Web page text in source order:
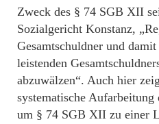
Zweck des § 74 SGB XII
Sozialgericht Konstanz,
Gesamtschuldner und
leistenden
abzuwälzen“. Auch hier
systematische
um § 74 SGB XII zu einer